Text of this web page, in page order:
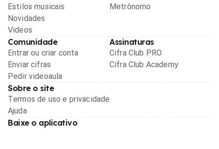
Estilos musicais
Novidades
Videos
Metrônomo
Comunidade
Entrar ou criar conta
Enviar cifras
Pedir videoaula
Assinaturas
Cifra Club PRO
Cifra Club Academy
Sobre o site
Termos de uso e privacidade
Ajuda
Baixe o aplicativo